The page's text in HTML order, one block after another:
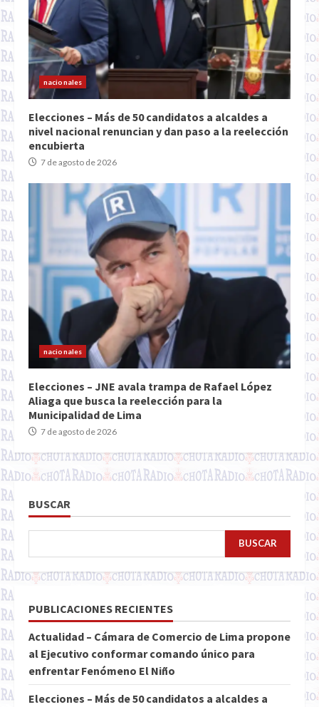
nacionales
Elecciones – Más de 50 candidatos a alcaldes a
nivel nacional renuncian y dan paso a la reelección
encubierta
7 de agosto de 2026
nacionales
Elecciones – JNE avala trampa de Rafael López
Aliaga que busca la reelección para la
Municipalidad de Lima
7 de agosto de 2026
BUSCAR
BUSCAR
PUBLICACIONES RECIENTES
Actualidad – Cámara de Comercio de Lima propone
al Ejecutivo conformar comando único para
enfrentar Fenómeno El Niño
Elecciones – Más de 50 candidatos a alcaldes a